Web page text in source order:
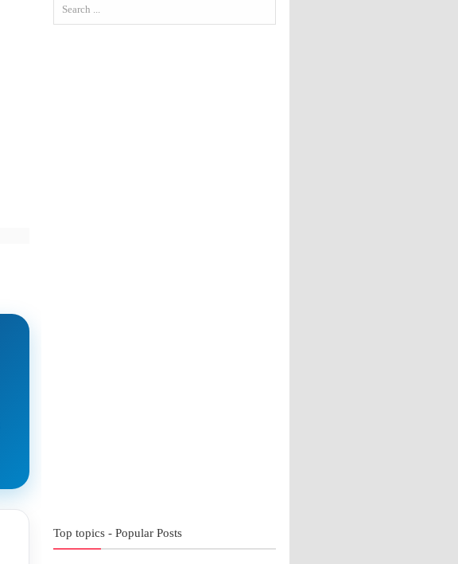
Top topics - Popular Posts